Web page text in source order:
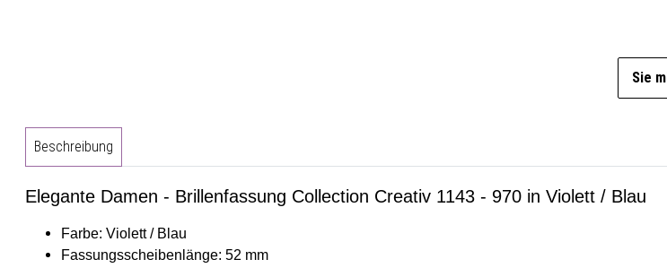
Sie
Beschreibung
Elegante Damen - Brillenfassung Collection Creativ 1143 - 970 in Violett / Blau
Farbe: Violett / Blau
Fassungsscheibenlänge: 52 mm